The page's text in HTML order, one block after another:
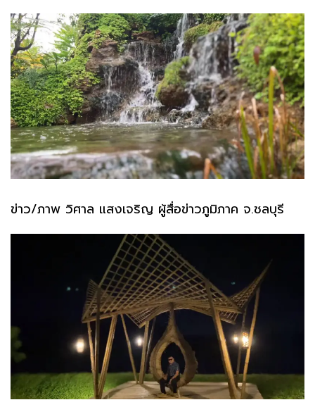
ข่าว/ภาพ วิศาล แสงเจริญ ผู้สื่อข่าวภูมิภาค จ.ชลบุรี